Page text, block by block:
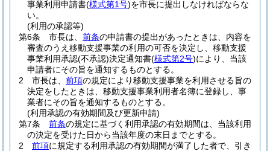
事業利用申請書(様式第1号)を市長に提出しなければならな
い。
(利用の承認等)
第6条
市長は、 前条の申請書の提出があったときは、内容を
審査のうえ移動支援事業の利用の可否を決定し、移動支援
事業利用承認(不承認)決定通知書(様式第2号)により、当該
申請者にその旨を通知するものとする。
2
市長は、 前項の規定により移動支援事業を利用させる旨の
決定をしたときは、移動支援事業利用者名簿に登録し、事
業者にその旨を通知するものとする。
(利用承認の有効期間及び更新申請)
第7条
前条の規定に基づく利用承認の有効期間は、当該利用
の決定を受けた日から当該年度の末日までとする。
2
前項に規定する利用承認の有効期間が満了した者で、引き